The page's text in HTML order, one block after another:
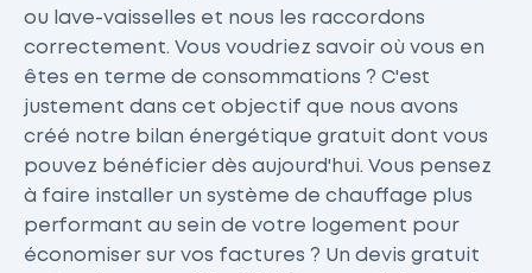
ou lave-vaisselles et nous les raccordons
correctement. Vous voudriez savoir où vous en
êtes en terme de consommations ? C'est
justement dans cet objectif que nous avons
créé notre bilan énergétique gratuit dont vous
pouvez bénéficier dès aujourd'hui. Vous pensez
à faire installer un système de chauffage plus
performant au sein de votre logement pour
économiser sur vos factures ? Un devis gratuit